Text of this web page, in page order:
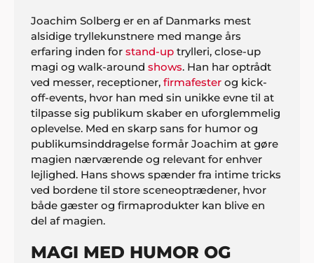
Joachim Solberg er en af Danmarks mest
alsidige tryllekunstnere med mange års
erfaring inden for stand-up trylleri, close-up
magi og walk-around shows. Han har optrådt
ved messer, receptioner, firmafester og kick-
off-events, hvor han med sin unikke evne til at
tilpasse sig publikum skaber en uforglemmelig
oplevelse. Med en skarp sans for humor og
publikumsinddragelse formår Joachim at gøre
magien nærværende og relevant for enhver
lejlighed. Hans shows spænder fra intime tricks
ved bordene til store sceneoptrædener, hvor
både gæster og firmaprodukter kan blive en
del af magien.
MAGI MED HUMOR OG